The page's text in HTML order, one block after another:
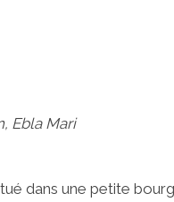
Ebla Mari
dans une petite